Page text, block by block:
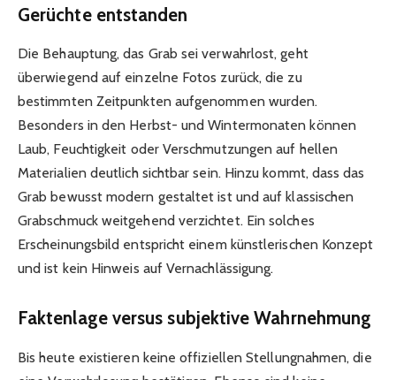
Gerüchte entstanden
Die Behauptung, das Grab sei verwahrlost, geht
überwiegend auf einzelne Fotos zurück, die zu
bestimmten Zeitpunkten aufgenommen wurden.
Besonders in den Herbst- und Wintermonaten können
Laub, Feuchtigkeit oder Verschmutzungen auf hellen
Materialien deutlich sichtbar sein. Hinzu kommt, dass das
Grab bewusst modern gestaltet ist und auf klassischen
Grabschmuck weitgehend verzichtet. Ein solches
Erscheinungsbild entspricht einem künstlerischen Konzept
und ist kein Hinweis auf Vernachlässigung.
Faktenlage versus subjektive Wahrnehmung
Bis heute existieren keine offiziellen Stellungnahmen, die